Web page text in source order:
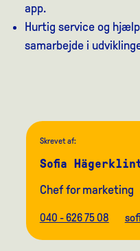
app.
Hurtig service og
samarbejde i
Skrevet af:
Sofia
Chef for marketing
040 - 626 75 08